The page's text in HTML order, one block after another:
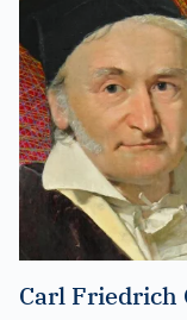
Carl Friedrich